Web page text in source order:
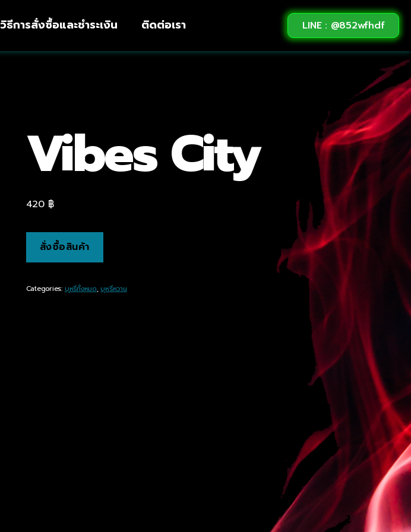
วิธีการสั่งซื้อและชำระเงิน ติดต่อเรา LINE : @852wfhdf
Vibes City
420 ฿
สั่งซื้อสินค้า
Categories: บุหรี่ทั้งหมด,บุหรี่หวาน